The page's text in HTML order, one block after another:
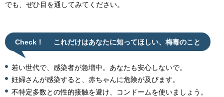
でも、ぜひ目を通してみてください。
Check！ これだけはあなたに知ってほしい、梅毒のこと
若い世代で、感染者が急増中。あなたも安心しないで。
妊婦さんが感染すると、赤ちゃんに危険が及びます。
不特定多数との性的接触を避け、コンドームを使いましょう。